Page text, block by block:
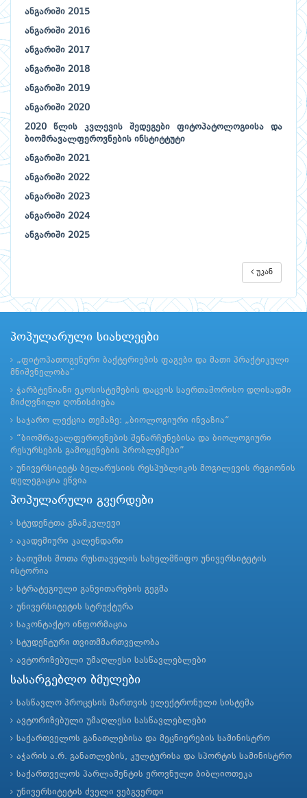
ანგარიში 2015
ანგარიში 2016
ანგარიში 2017
ანგარიში 2018
ანგარიში 2019
ანგარიში 2020
2020 წლის კვლევის შედეგები ფიტოპატოლოგიისა და
ბიომრავალფეროვნების ინსტიტტუტი
ანგარიში 2021
ანგარიში 2022
ანგარიში 2023
ანგარიში 2024
ანგარიში 2025
უკან
პოპულარული სიახლეები
„ფიტოპათოგენური ბაქტერიების ფაგები და მათი პრაქტიკული
მნიშვნელობა“
ჭარბტენიანი ეკოსისტემების დაცვის საერთაშორისო დღისადმი
მიძღვნილი ღონისძიება
საჯარო ლექცია თემაზე: „ბიოლოგიური ინვაზია“
“ბიომრავალფეროვნების შენარჩუნებისა და ბიოლოგიური
რესურსების გამოყენების პრობლემები”
უნივერსიტეტს ბელარუსიის რესპუბლიკის მოგილევის რეგიონის
დელეგაცია ეწვია
პოპულარული გვერდები
სტუდენტთა გზამკვლევი
აკადემიური კალენდარი
ბათუმის შოთა რუსთაველის სახელმწიფო უნივერსიტეტის
ისტორია
სტრატეგიული განვითარების გეგმა
უნივერსიტეტის სტრუქტურა
საკონტაქტო ინფორმაცია
სტუდენტური თვითმმართველობა
ავტორიზებული უმაღლესი სასწავლებლები
სასარგებლო ბმულები
სასწავლო პროცესის მართვის ელექტრონული სისტემა
ავტორიზებული უმაღლესი სასწავლებლები
საქართველოს განათლებისა და მეცნიერების სამინისტრო
აჭარის ა.რ. განათლების, კულტურისა და სპორტის სამინისტრო
საქართველოს პარლამენტის ეროვნული ბიბლიოთეკა
უნივერსიტეტის ძველი ვებგვერდი